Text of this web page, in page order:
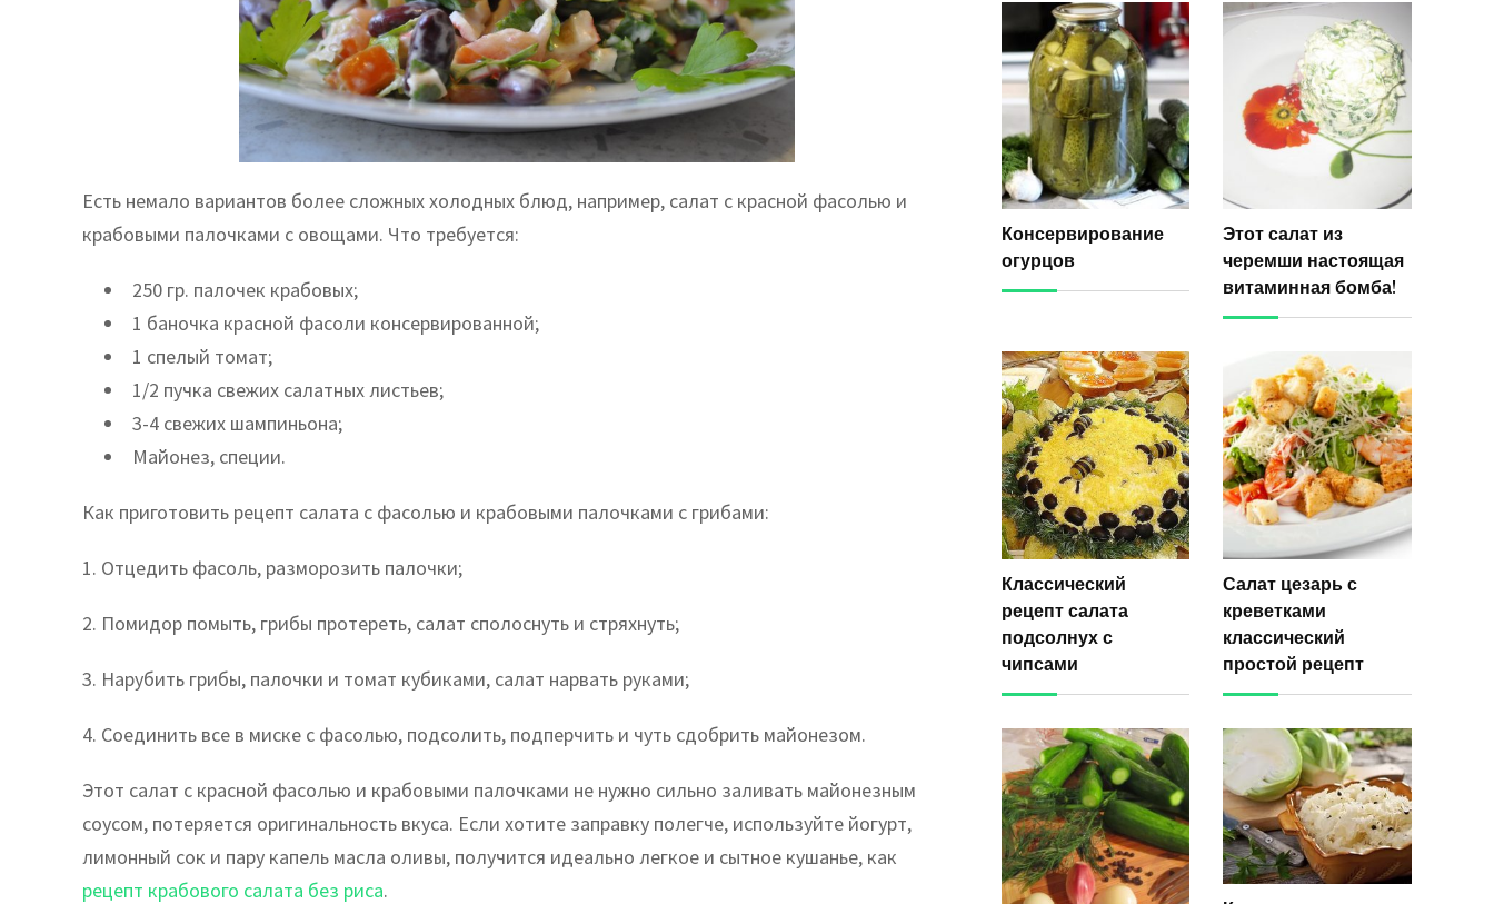
Есть немало вариантов более сложных холодных блюд, например, салат с красной фасолью и
крабовыми палочками с овощами. Что требуется:
250 гр. палочек крабовых;
1 баночка красной фасоли консервированной;
1 спелый томат;
1/2 пучка свежих салатных листьев;
3-4 свежих шампиньона;
Майонез, специи.
Как приготовить рецепт салата с фасолью и крабовыми палочками с грибами:
1. Отцедить фасоль, разморозить палочки;
2. Помидор помыть, грибы протереть, салат сполоснуть и стряхнуть;
3. Нарубить грибы, палочки и томат кубиками, салат нарвать руками;
4. Соединить все в миске с фасолью, подсолить, подперчить и чуть сдобрить майонезом.
Этот салат с красной фасолью и крабовыми палочками не нужно сильно заливать майонезным
соусом, потеряется оригинальность вкуса. Если хотите заправку полегче, используйте йогурт,
лимонный сок и пару капель масла оливы, получится идеально легкое и сытное кушанье, как
рецепт крабового салата без риса.
Консервирование
огурцов
Этот салат из
черемши настоящая
витаминная бомба!
Классический
рецепт салата
подсолнух с
чипсами
Салат цезарь с
креветками
классический
простой рецепт